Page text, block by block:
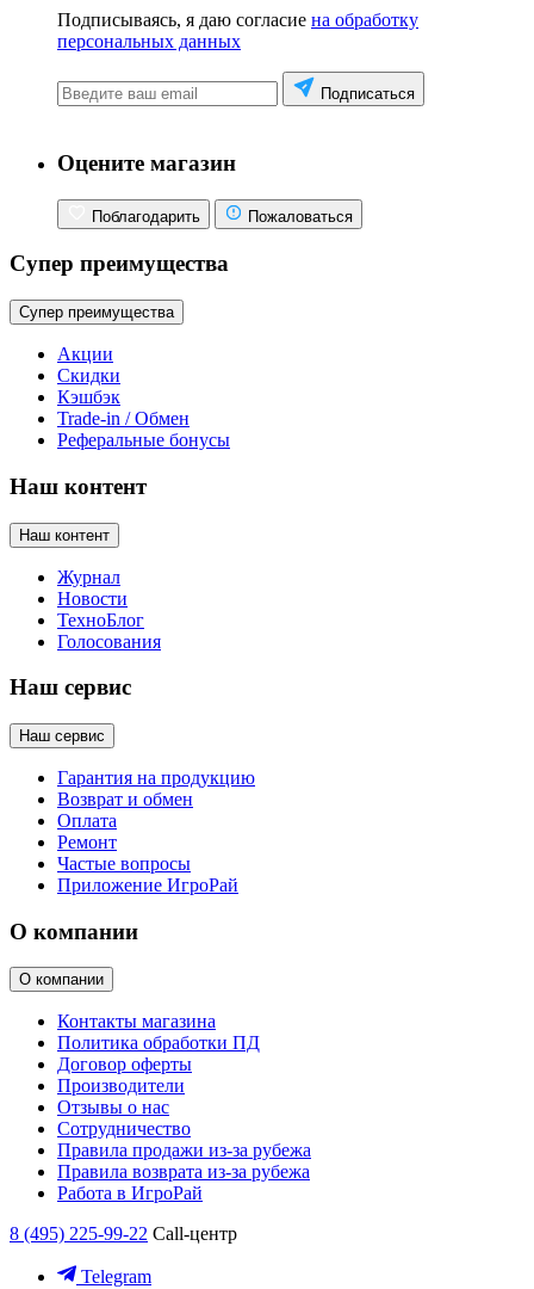
Подписываясь, я даю согласие на обработку
персональных данных
Подписаться
Оцените магазин
Поблагодарить Пожаловаться
Супер преимущества
Супер преимущества
Акции
Скидки
Кэшбэк
Trade-in / Обмен
Реферальные бонусы
Наш контент
Наш контент
Журнал
Новости
ТехноБлог
Голосования
Наш сервис
Наш сервис
Гарантия на продукцию
Возврат и обмен
Оплата
Ремонт
Частые вопросы
Приложение ИгроРай
О компании
О компании
Контакты магазина
Политика обработки ПД
Договор оферты
Производители
Отзывы о нас
Сотрудничество
Правила продажи из-за рубежа
Правила возврата из-за рубежа
Работа в ИгроРай
8 (495) 225-99-22 Call-центр
Telegram